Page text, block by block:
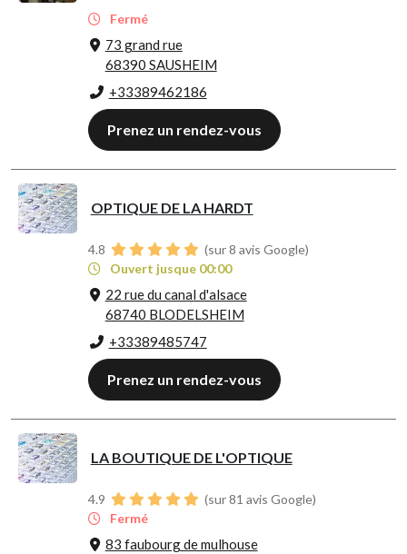
Fermé
73 grand rue
68390 SAUSHEIM
+33389462186
Prenez un rendez-vous
OPTIQUE DE LA HARDT
4.8
(sur 8 avis Google)
Ouvert jusque 00:00
22 rue du canal d'alsace
68740 BLODELSHEIM
+33389485747
Prenez un rendez-vous
LA BOUTIQUE DE L'OPTIQUE
4.9
(sur 81 avis Google)
Fermé
83 faubourg de mulhouse